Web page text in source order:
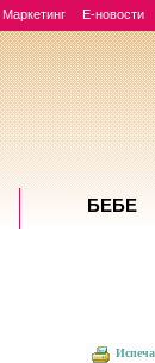
Маркетинг Е-новости
БЕБЕ